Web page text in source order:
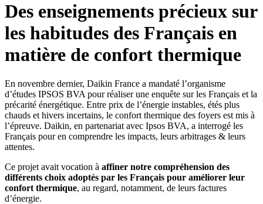
Des enseignements précieux sur
les habitudes des Français en
matière de confort thermique
En novembre dernier, Daikin France a mandaté l’organisme
d’études IPSOS BVA pour réaliser une enquête sur les Français et la
précarité énergétique. Entre prix de l’énergie instables, étés plus
chauds et hivers incertains, le confort thermique des foyers est mis à
l’épreuve. Daikin, en partenariat avec Ipsos BVA, a interrogé les
Français pour en comprendre les impacts, leurs arbitrages & leurs
attentes.
Ce projet avait vocation à affiner notre compréhension des
différents choix adoptés par les Français pour améliorer leur
confort thermique, au regard, notamment, de leurs factures
d’énergie.